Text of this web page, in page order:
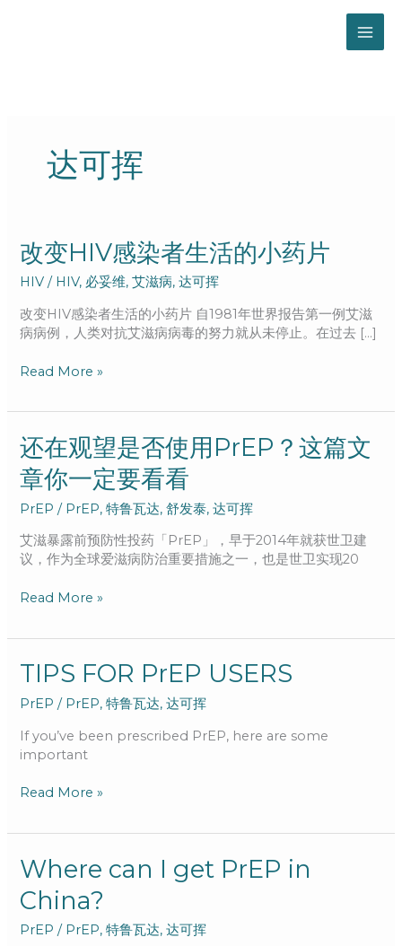
达可挥
改变HIV感染者生活的小药片
HIV / HIV, 必妥维,艾滋病,达可挥
改变HIV感染者生活的小药片 自1981年世界报告第一例艾滋
病病例，人类对抗艾滋病病毒的努力就从未停止。在过去 […]
改
变
HIV
染
者
活
小
药
片
Read More »
还在观望是否使用PrEP？这篇文
章你一定要看看
PrEP / PrEP,特鲁瓦达,舒发泰,达可挥
艾滋暴露前预防性投药「PrEP」，早于2014年就获世卫建
议，作为全球爱滋病防治重要措施之一，也是世卫实现20
还
在
观
望
是
否
使
PrEP？
章
你
一
要
看
Read More »
TIPS FOR PrEP USERS
PrEP / PrEP,特鲁瓦达,达可挥
If you’ve been prescribed PrEP, here are some
important
TIPS
FOR
PrEP
Read More »
Where can I get PrEP in
China?
PrEP / PrEP,特鲁瓦达,达可挥
Where
can
I
PrEP